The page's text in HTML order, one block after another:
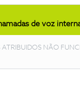
de voz
ATRIBUIDOS NÃO